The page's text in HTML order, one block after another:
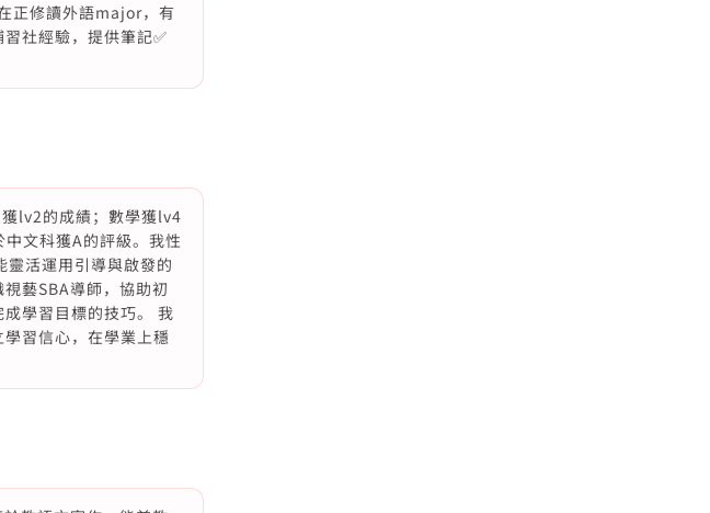
正修讀外語major，有
社經驗，提供筆記✅
lv2的成績；數學獲lv4
文科獲A的評級。我性
活運用引導與啟發的
藝SBA導師，協助初
學習目標的技巧。 我
習信心，在學業上穩